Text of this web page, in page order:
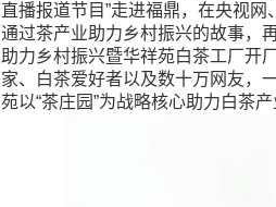
直播报道节目”走进福鼎，在央视
通过茶产业助力乡村振兴的故事，
助力乡村振兴暨华祥苑白茶工厂开
家、白茶爱好者以及数十万网友，
苑以“茶庄园”为战略核心助力白茶